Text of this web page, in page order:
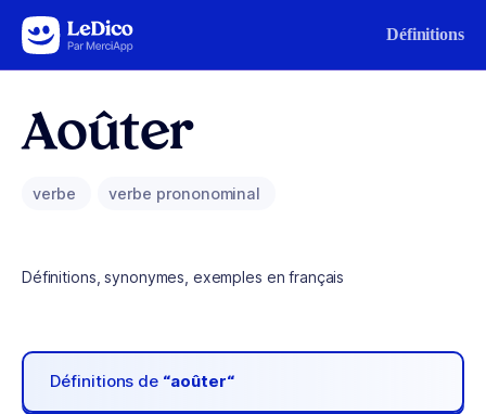
Aller au contenu Définitions
Aoûter
verbe verbe prononominal
Définitions, synonymes, exemples en français
Définitions de “aoûter“